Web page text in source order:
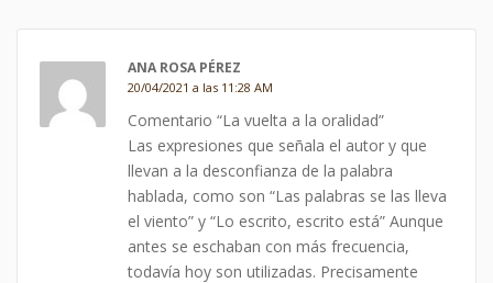
ANA ROSA PÉREZ
20/04/2021 a las 11:28 AM
Comentario “La vuelta a la oralidad”
Las expresiones que señala el autor y que
llevan a la desconfianza de la palabra
hablada, como son “Las palabras se las lleva
el viento” y “Lo escrito, escrito está” Aunque
antes se eschaban con más frecuencia,
todavía hoy son utilizadas. Precisamente